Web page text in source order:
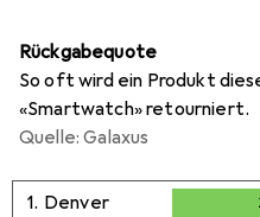
Rückgabequote
So oft wird ein Produkt
«Smartwatch» retourniert.
Quelle: Galaxus
1. Denver